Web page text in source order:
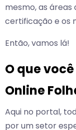
mesmo, as áreas
certificação e os
Então, vamos lá!
O que
Online
Aqui no portal,
por um setor